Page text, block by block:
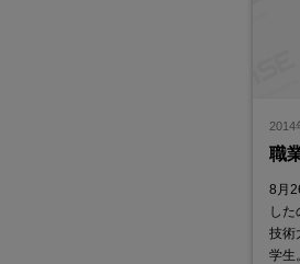
2014
職
8月
した
技術
学生